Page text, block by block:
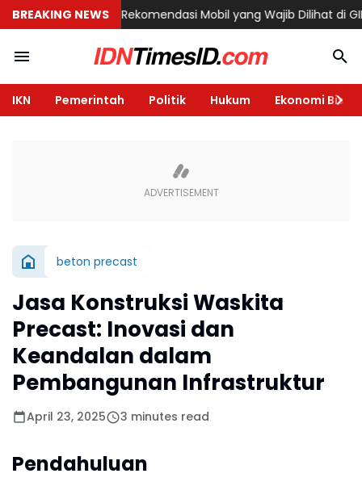
BREAKING NEWS6 Rekomendasi Mobil yang Wajib Dilihat di GIIAS
IKN Pemerintah Politik Hukum Ekonomi Bisnis
beton precast
Jasa Konstruksi Waskita
Precast: Inovasi dan
Keandalan dalam
Pembangunan Infrastruktur
April 23, 2025 3 minutes read
Pendahuluan